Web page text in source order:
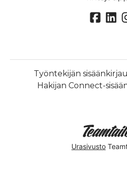
Työntekijän
Hakijan Connect-
Urasivusto